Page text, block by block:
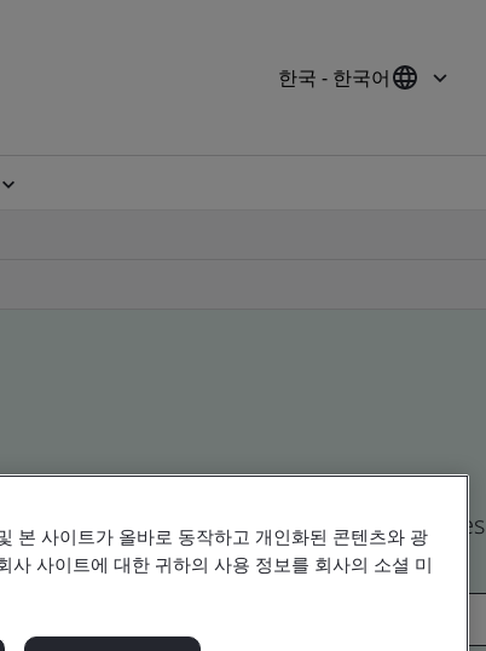
한국 - 한국어
Verification, Korean and global companies
본 사이트가 올바로 동작하고 개인화된 콘텐츠와 광
사 사이트에 대한 귀하의 사용 정보를 회사의 소셜 미